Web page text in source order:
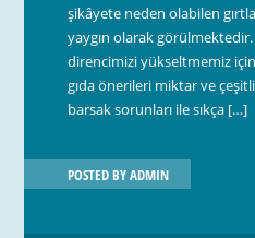
şikâyete neden olabilen
yaygın olarak
direncimizi yükseltmemiz
gıda önerileri miktar ve
barsak sorunları ile sıkça […]
POSTED BYADMIN